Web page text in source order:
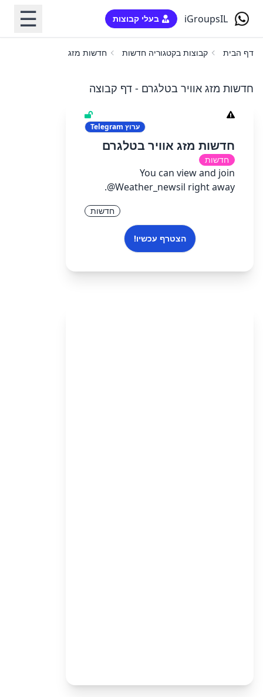
iGroupsIL בעלי קבוצות ☰
דף הבית קבוצות בקטגוריה חדשות חדשות מזג אוויר בטלגרם
חדשות מזג אוויר בטלגרם - דף קבוצה
ערוץ
חדשות מזג אוויר בטלגרם
חדשות
You can view and join
@Weather_newsil right away.
חדשות
הצטרף עכשיו!